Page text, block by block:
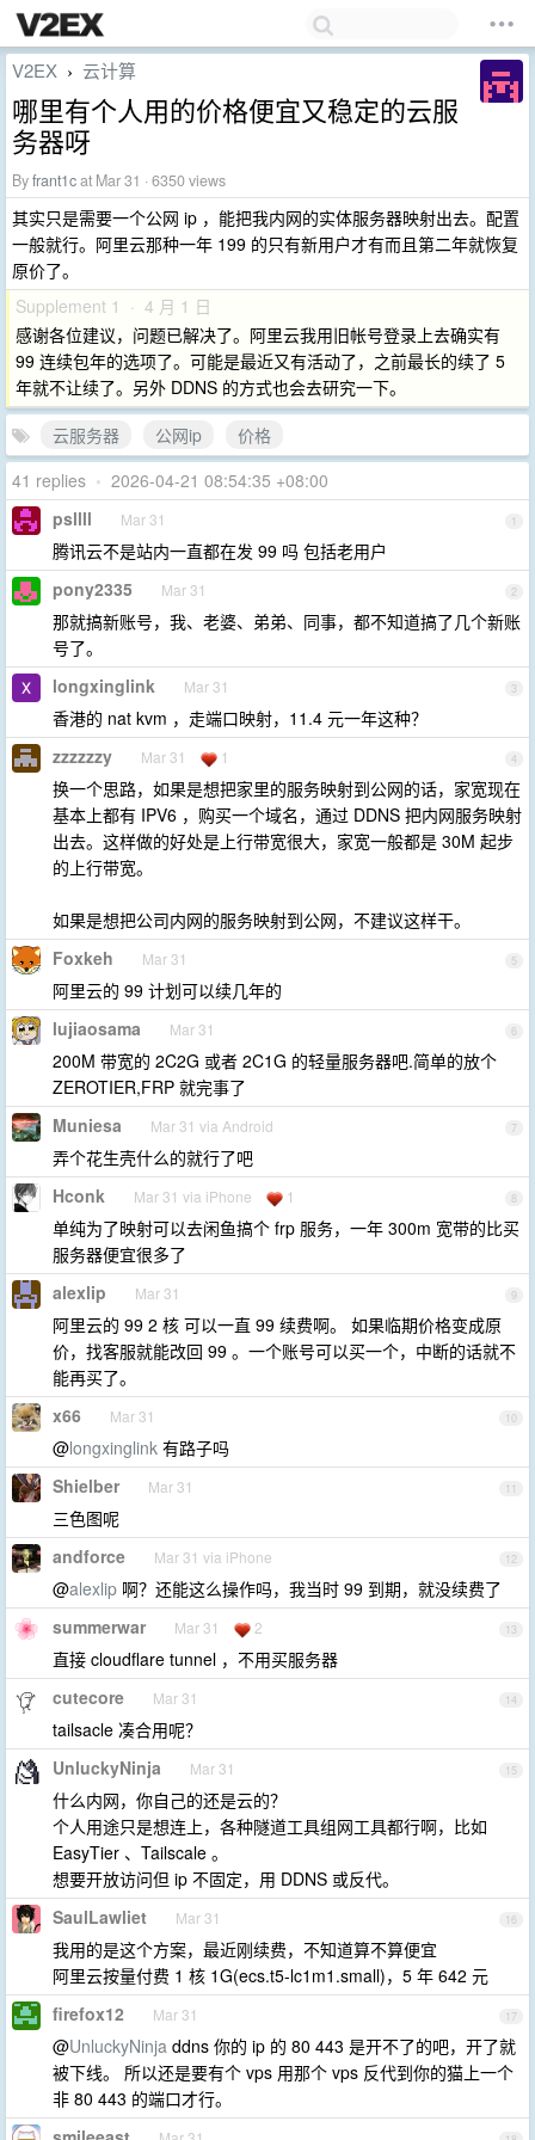
V2EX › 云计算
哪里有个人用的价格便宜又稳定的云服
务器呀
Byfrant1cat Mar 31 · 6350 views
其实只是需要一个公网 ip ，能把我内网的实体服务器映射出去。配置
一般就行。阿里云那种一年 199 的只有新用户才有而且第二年就恢复
原价了。
Supplement 1 · 4 月 1 日
感谢各位建议，问题已解决了。阿里云我用旧帐号登录上去确实有
99 连续包年的选项了。可能是最近又有活动了，之前最长的续了 5
年就不让续了。另外 DDNS 的方式也会去研究一下。
云服务器
公网ip
价格
41 replies • 2026-04-21 08:54:35 +08:00
1
psllll Mar 31
腾讯云不是站内一直都在发 99 吗 包括老用户
2
pony2335 Mar 31
那就搞新账号，我、老婆、弟弟、同事，都不知道搞了几个新账
号了。
3
longxinglink Mar 31
香港的 nat kvm ，走端口映射，11.4 元一年这种？
4
zzzzzzy Mar 31 1
换一个思路，如果是想把家里的服务映射到公网的话，家宽现在
基本上都有 IPV6 ，购买一个域名，通过 DDNS 把内网服务映射
出去。这样做的好处是上行带宽很大，家宽一般都是 30M 起步
的上行带宽。
如果是想把公司内网的服务映射到公网，不建议这样干。
5
Foxkeh Mar 31
阿里云的 99 计划可以续几年的
6
lujiaosama Mar 31
200M 带宽的 2C2G 或者 2C1G 的轻量服务器吧.简单的放个
ZEROTIER,FRP 就完事了
7
Muniesa Mar 31 via Android
弄个花生壳什么的就行了吧
8
Hconk Mar 31 via iPhone 1
单纯为了映射可以去闲鱼搞个 frp 服务，一年 300m 宽带的比买
服务器便宜很多了
9
alexlip Mar 31
阿里云的 99 2 核 可以一直 99 续费啊。 如果临期价格变成原
价，找客服就能改回 99 。一个账号可以买一个，中断的话就不
能再买了。
10
x66 Mar 31
@longxinglink 有路子吗
11
Shielber Mar 31
三色图呢
12
andforce Mar 31 via iPhone
@alexlip 啊？还能这么操作吗，我当时 99 到期，就没续费了
13
summerwar Mar 31 2
直接 cloudflare tunnel ，不用买服务器
14
cutecore Mar 31
tailsacle 凑合用呢？
15
UnluckyNinja Mar 31
什么内网，你自己的还是云的？
个人用途只是想连上，各种隧道工具组网工具都行啊，比如
EasyTier 、Tailscale 。
想要开放访问但 ip 不固定，用 DDNS 或反代。
16
SaulLawliet Mar 31
我用的是这个方案，最近刚续费，不知道算不算便宜
阿里云按量付费 1 核 1G(ecs.t5-lc1m1.small)，5 年 642 元
17
firefox12 Mar 31
@UnluckyNinja ddns 你的 ip 的 80 443 是开不了的吧，开了就
被下线。 所以还是要有个 vps 用那个 vps 反代到你的猫上一个
非 80 443 的端口才行。